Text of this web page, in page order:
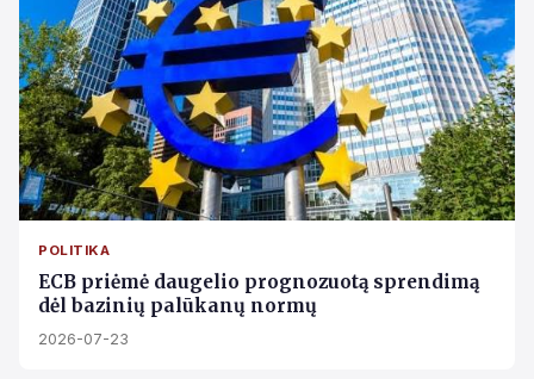
POLITIKA
ECB priėmė daugelio prognozuotą sprendimą
dėl bazinių palūkanų normų
2026-07-23